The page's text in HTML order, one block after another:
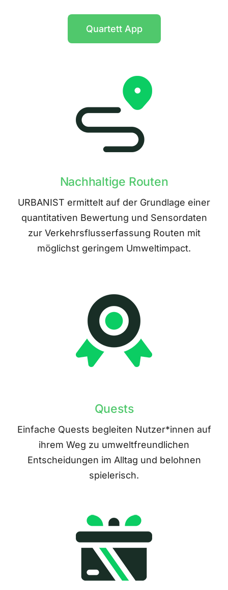
Quartett App
Nachhaltige Routen
URBANIST ermittelt auf der Grundlage einer
quantitativen Bewertung und Sensordaten
zur Verkehrsflusserfassung Routen mit
möglichst geringem Umweltimpact.
Quests
Einfache Quests begleiten Nutzer*innen auf
ihrem Weg zu umweltfreundlichen
Entscheidungen im Alltag und belohnen
spielerisch.